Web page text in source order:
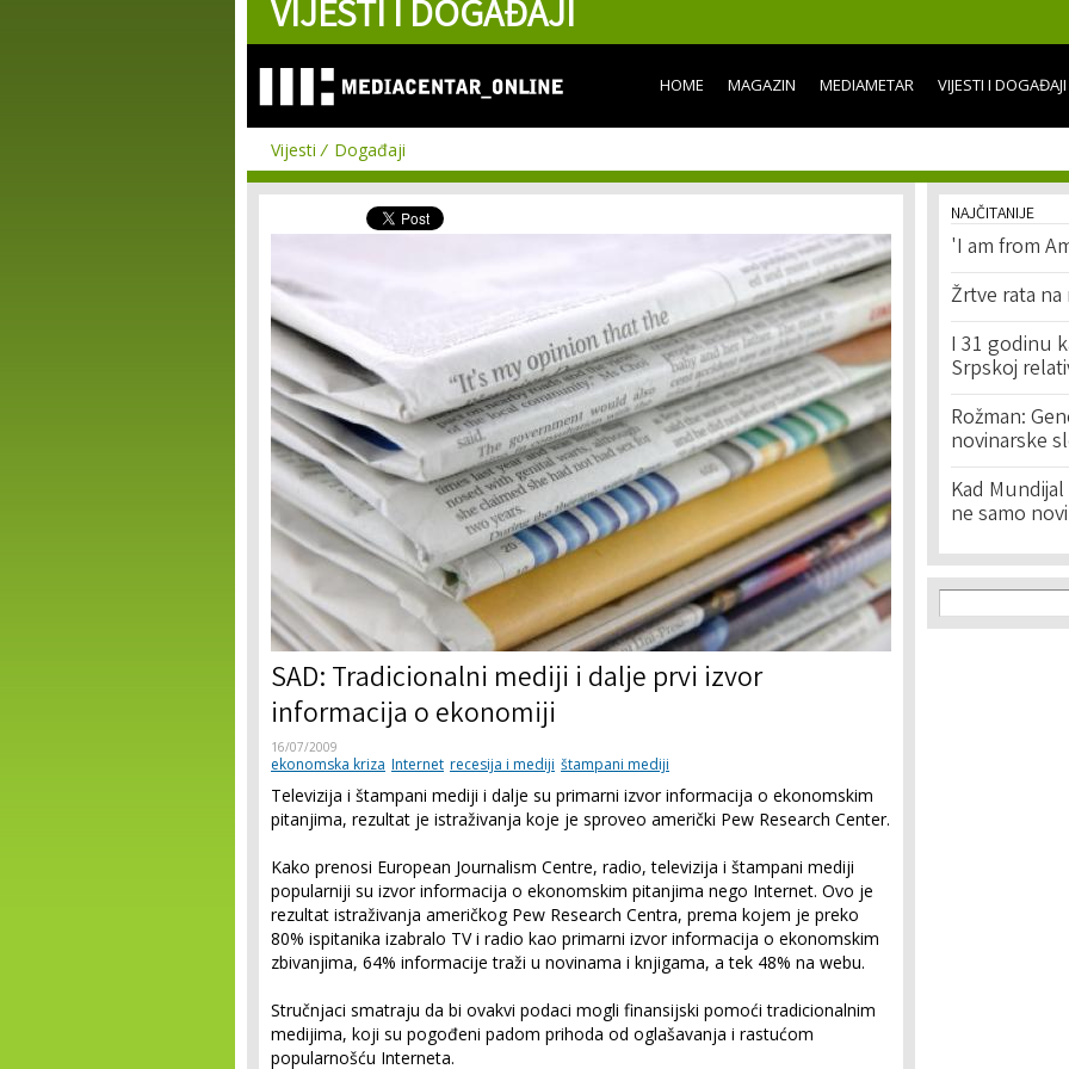
content
VIJESTI I DOGAĐAJI
HOME MAGAZIN MEDIAMETAR VIJESTI I DOGAĐAJI
Vijesti Događaji
SAD: Tradicionalni mediji i dalje prvi izvor
informacija o ekonomiji
16/07/2009
ekonomska kriza Internet recesija i mediji štampani mediji
Televizija i štampani mediji i dalje su primarni izvor informacija o ekonomskim
pitanjima, rezultat je istraživanja koje je sproveo američki Pew Research Center.
Kako prenosi European Journalism Centre, radio, televizija i štampani mediji
popularniji su izvor informacija o ekonomskim pitanjima nego Internet. Ovo je
rezultat istraživanja američkog Pew Research Centra, prema kojem je preko
80% ispitanika izabralo TV i radio kao primarni izvor informacija o ekonomskim
zbivanjima, 64% informacije traži u novinama i knjigama, a tek 48% na webu.
Stručnjaci smatraju da bi ovakvi podaci mogli finansijski pomoći tradicionalnim
medijima, koji su pogođeni padom prihoda od oglašavanja i rastućom
popularnošću Interneta.
NAJČITANIJE
'I am from
Žrtve rata
I 31 godinu
Srpskoj
Rožman:
novinarske
Kad
ne samo
Search
Search